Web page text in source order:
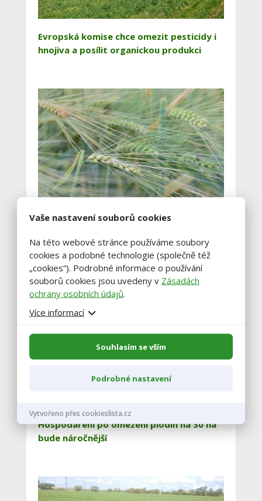
Evropská komise chce omezit pesticidy i
hnojiva a posílit organickou produkci
projekt
Hospodaření po omezení plodin na 30 ha
bude náročnější
Vaše nastavení souborů cookies
Na této webové stránce používáme soubory
cookies a podobné technologie (společně též
„cookies“). Podrobné informace o používání
souborů cookies jsou uvedeny v Zásadách
ochrany osobních údajů.
Více informací
Souhlasím se vším
Podrobné nastavení
Vytvořeno přes cookieslista.cz